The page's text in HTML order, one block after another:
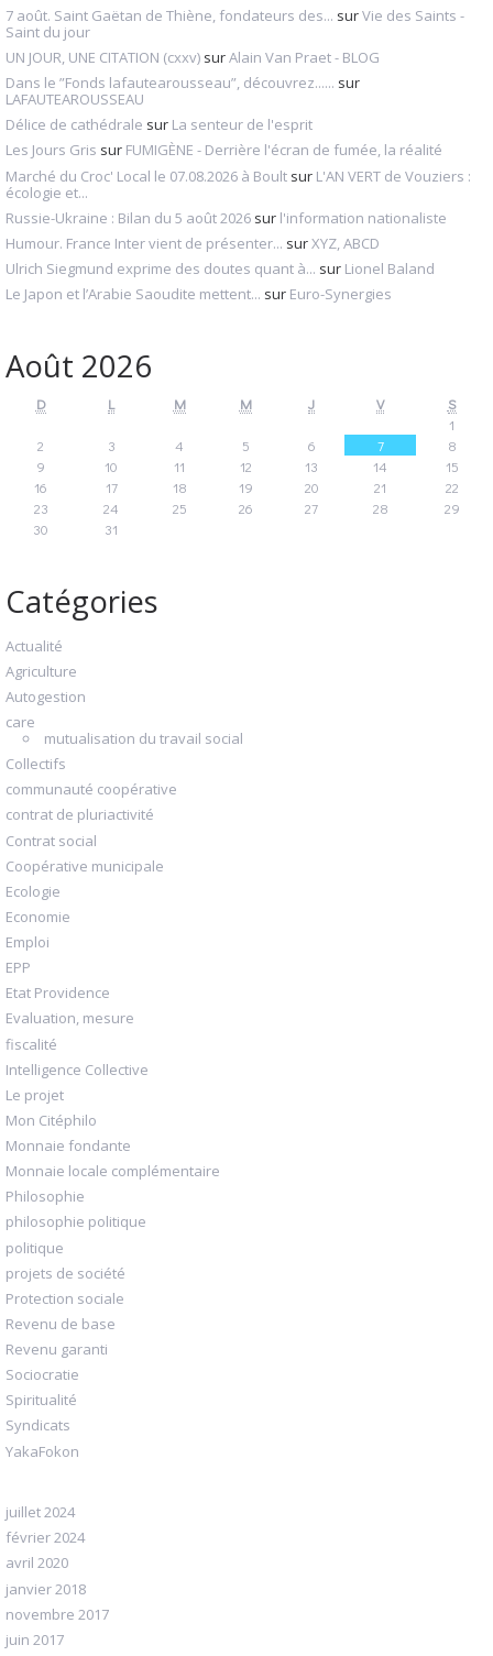
7 août. Saint Gaëtan de Thiène, fondateurs des... surVie des Saints -
Saint du jour
UN JOUR, UNE CITATION (cxxv) surAlain Van Praet - BLOG
Dans le ”Fonds lafautearousseau”, découvrez...... sur
LAFAUTEAROUSSEAU
Délice de cathédrale sur La senteur de l'esprit
Les Jours Gris sur FUMIGÈNE - Derrière l'écran de fumée, la réalité
Marché du Croc' Local le 07.08.2026 à Boult sur L'AN VERT de Vouziers :
écologie et...
Russie-Ukraine : Bilan du 5 août 2026 sur l'information nationaliste
Humour. France Inter vient de présenter... surXYZ, ABCD
Ulrich Siegmund exprime des doutes quant à... sur Lionel Baland
Le Japon et l’Arabie Saoudite mettent... sur Euro-Synergies
Août 2026
D L M M J V
S
1
2
3 4 5 6 7
8
9
10 11 12 13 14
15
16
17 18 19 20 21
22
23
24 25 26 27 28
29
30
31
Catégories
Actualité
Agriculture
Autogestion
care
mutualisation du travail social
Collectifs
communauté coopérative
contrat de pluriactivité
Contrat social
Coopérative municipale
Ecologie
Economie
Emploi
EPP
Etat Providence
Evaluation, mesure
fiscalité
Intelligence Collective
Le projet
Mon Citéphilo
Monnaie fondante
Monnaie locale complémentaire
Philosophie
philosophie politique
politique
projets de société
Protection sociale
Revenu de base
Revenu garanti
Sociocratie
Spiritualité
Syndicats
YakaFokon
juillet 2024
février 2024
avril 2020
janvier 2018
novembre 2017
juin 2017